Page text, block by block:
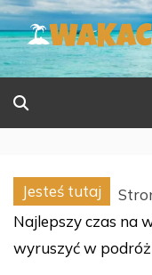
Skip
to
content
Jesteś tutaj
Najlepszy czas na
wyruszyć w